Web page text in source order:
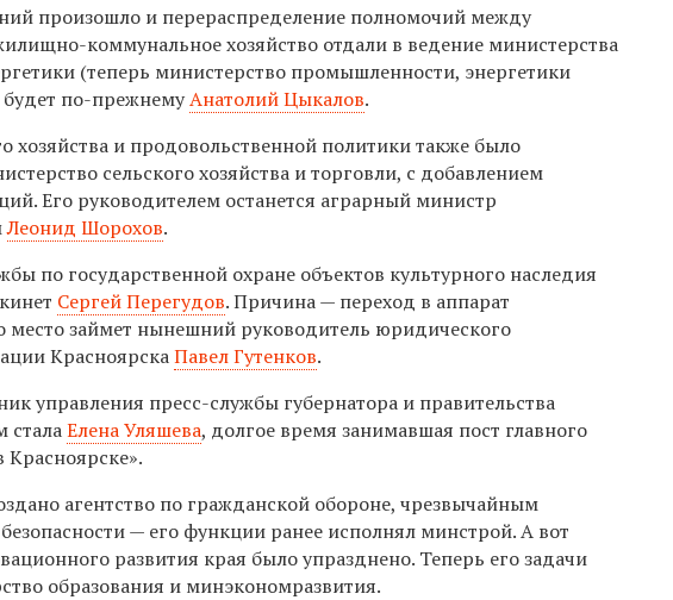
произошло и перераспределение полномочий между
коммунальное хозяйство отдали в ведение министерства
(теперь министерство промышленности, энергетики
по-прежнемуАнатолий Цыкалов.
хозяйства и продовольственной политики также было
сельского хозяйства и торговли, с добавлением
Его руководителем останется аграрный министр
Леонид Шорохов.
по государственной охране объектов культурного наследия
Сергей Перегудов. Причина — переход в аппарат
место займет нынешний руководитель юридического
КрасноярскаПавел Гутенков.
управления пресс-службы губернатора и правительства
сталаЕлена Уляшева, долгое время занимавшая пост главного
Красноярске».
агентство по гражданской обороне, чрезвычайным
— его функции ранее исполнял минстрой. А вот
развития края было упразднено. Теперь его задачи
образования и минэкономразвития.